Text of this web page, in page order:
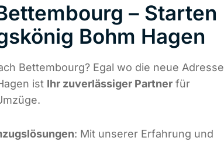
– Starten
Bohm Hagen
Bettembourg? Egal wo die neue Adresse
ist Ihr zuverlässiger Partner für
: Mit unserer Erfahrung und